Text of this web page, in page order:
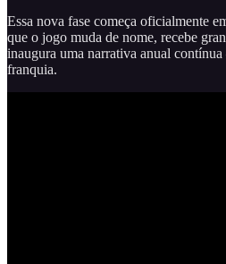
Essa nova fase começa oficialmente
que o jogo muda de nome, recebe
inaugura uma narrativa anual
franquia.